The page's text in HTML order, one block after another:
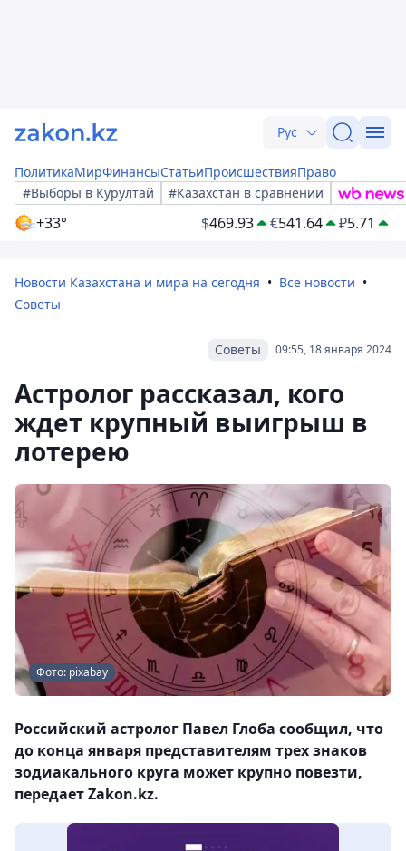
Рус
ПолитикаМирФинансыСтатьиПроисшествияПраво
#Выборы в Курултай
#Казахстан в сравнении
+33° $469.93 €541.64 ₽5.71
Новости Казахстана и мира на сегодня
Все новости
Советы
09:55, 18 января 2024
Советы
Астролог рассказал, кого
ждет крупный выигрыш в
лотерею
Фото: pixabay
Российский астролог Павел Глоба сообщил, что
до конца января представителям трех знаков
зодиакального круга может крупно повезти,
передает Zakon.kz.